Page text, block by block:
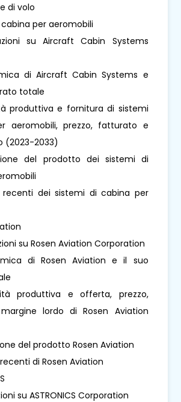
di volo
per aeromobili
su Aircraft Cabin Systems
di Aircraft Cabin Systems e
totale
produttiva e fornitura di sistemi
aeromobili, prezzo, fatturato e
(2023-2033)
del prodotto dei sistemi di
recenti dei sistemi di cabina per
su Rosen Aviation Corporation
di Rosen Aviation e il suo
produttiva e offerta, prezzo,
lordo di Rosen Aviation
del prodotto Rosen Aviation
di Rosen Aviation
su ASTRONICS Corporation